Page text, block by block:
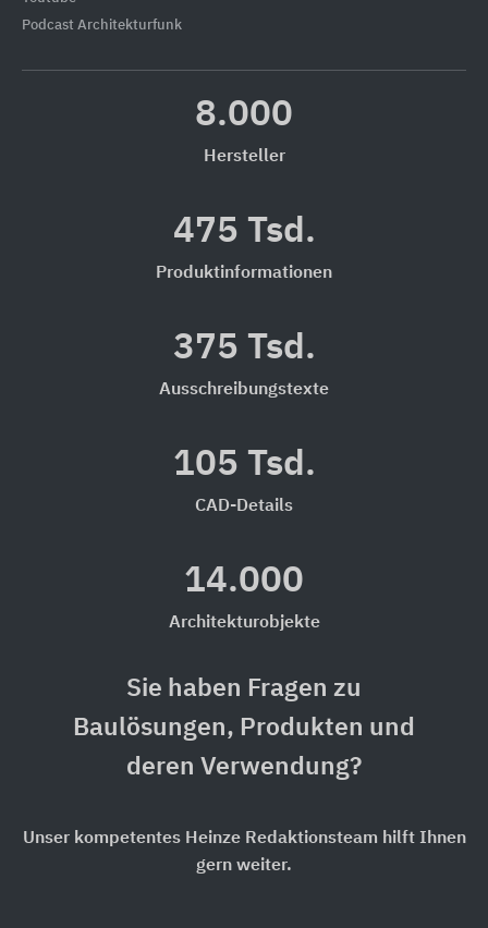
Podcast Architekturfunk
8.000
Hersteller
475 Tsd.
Produktinformationen
375 Tsd.
Ausschreibungstexte
105 Tsd.
CAD-Details
14.000
Architekturobjekte
Sie haben Fragen zu
Baulösungen, Produkten und
deren Verwendung?
Unser kompetentes Heinze Redaktionsteam hilft Ihnen
gern weiter.